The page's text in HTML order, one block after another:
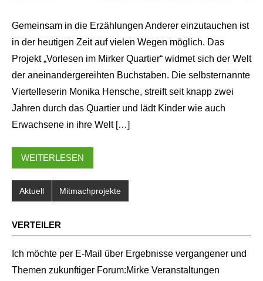
Gemeinsam in die Erzählungen Anderer einzutauchen ist
in der heutigen Zeit auf vielen Wegen möglich. Das
Projekt „Vorlesen im Mirker Quartier“ widmet sich der Welt
der aneinandergereihten Buchstaben. Die selbsternannte
Viertelleserin Monika Hensche, streift seit knapp zwei
Jahren durch das Quartier und lädt Kinder wie auch
Erwachsene in ihre Welt […]
WEITERLESEN
Aktuell Mitmachprojekte
VERTEILER
Ich möchte per E-Mail über Ergebnisse vergangener und
Themen zukunftiger Forum:Mirke Veranstaltungen